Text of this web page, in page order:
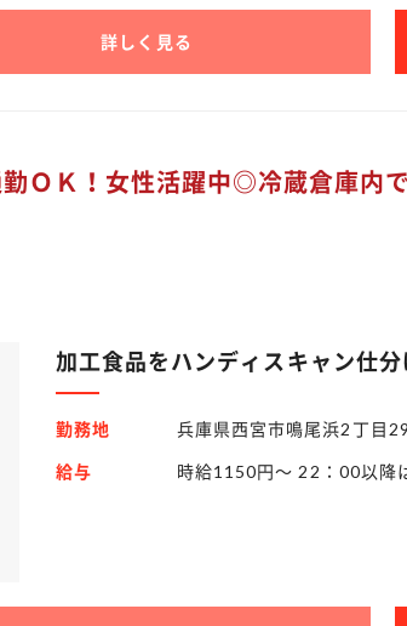
詳しく見る
ＯＫ！女性活躍中◎冷蔵倉庫内
加工食品をハンディスキャン仕分
勤務地 兵庫県西宮市鳴尾浜2丁目
給与 時給1150円～ 22：00以降